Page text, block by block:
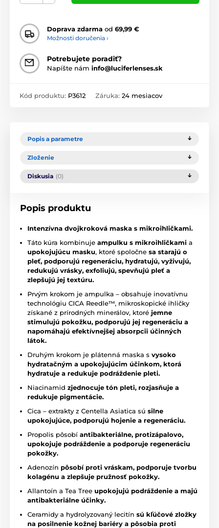
Doprava zdarma od 69,99 €
Možnosti doručenia ›
Potrebujete poradiť?
Napíšte nám info@luciferlenses.sk
Kód produktu: P3612 Záruka: 24 mesiacov
Popis a parametre
Zloženie
Diskusia (0)
Popis produktu
Intenzívna dvojkroková maska s mikroihličkami.
Táto kúra kombinuje ampulku s mikroihličkami a
upokojujúcu masku, ktoré spoločne sa starajú o
pleť, podporujú regeneráciu, hydratujú, vyživujú,
redukujú vrásky, exfoliujú, spevňujú pleť a
zlepšujú jej textúru.
Prvým krokom je ampulka – obsahuje inovatívnu
technológiu CICA Reedle™, mikroskopické ihličky
získané z prírodných minerálov, ktoré jemne
stimulujú pokožku, podporujú jej regeneráciu a
napomáhajú efektívnejšej absorpcii účinných
látok.
Druhým krokom je plátenná maska s vysoko
hydratačným a upokojujúcim účinkom, ktorá
hydratuje a redukuje podráždenie pleti.
Niacinamid zjednocuje tón pleti, rozjasňuje a
redukuje pigmentácie.
Cica – extrakty z Centella Asiatica sú silne
upokojujúce, podporujú hojenie a regeneráciu.
Propolis pôsobí antibakteriálne, protizápalovo,
upokojuje podráždenie a podporuje regeneráciu
pokožky.
Adenozín pôsobí proti vráskam, podporuje tvorbu
kolagénu a zlepšuje pružnosť pokožky.
Allantoín a Tea Tree upokojujú podráždenie a majú
antibakteriálne účinky.
Ceramidy a hydrolyzovaný lecitín sú kľúčové zložky
na posilnenie kožnej bariéry a pôsobia proti